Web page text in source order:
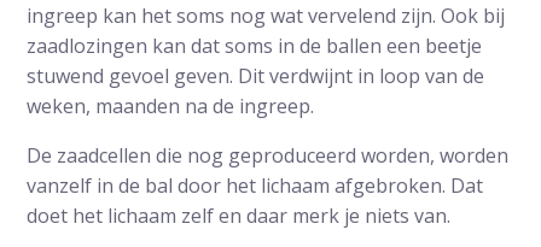
ingreep kan het soms nog wat vervelend zijn. Ook bij
zaadlozingen kan dat soms in de ballen een beetje
stuwend gevoel geven. Dit verdwijnt in loop van de
weken, maanden na de ingreep.
De zaadcellen die nog geproduceerd worden, worden
vanzelf in de bal door het lichaam afgebroken. Dat
doet het lichaam zelf en daar merk je niets van.